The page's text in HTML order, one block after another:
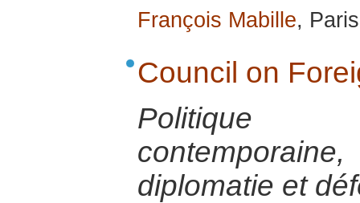
François Mabille,
Council on
Politique
diplomatie et